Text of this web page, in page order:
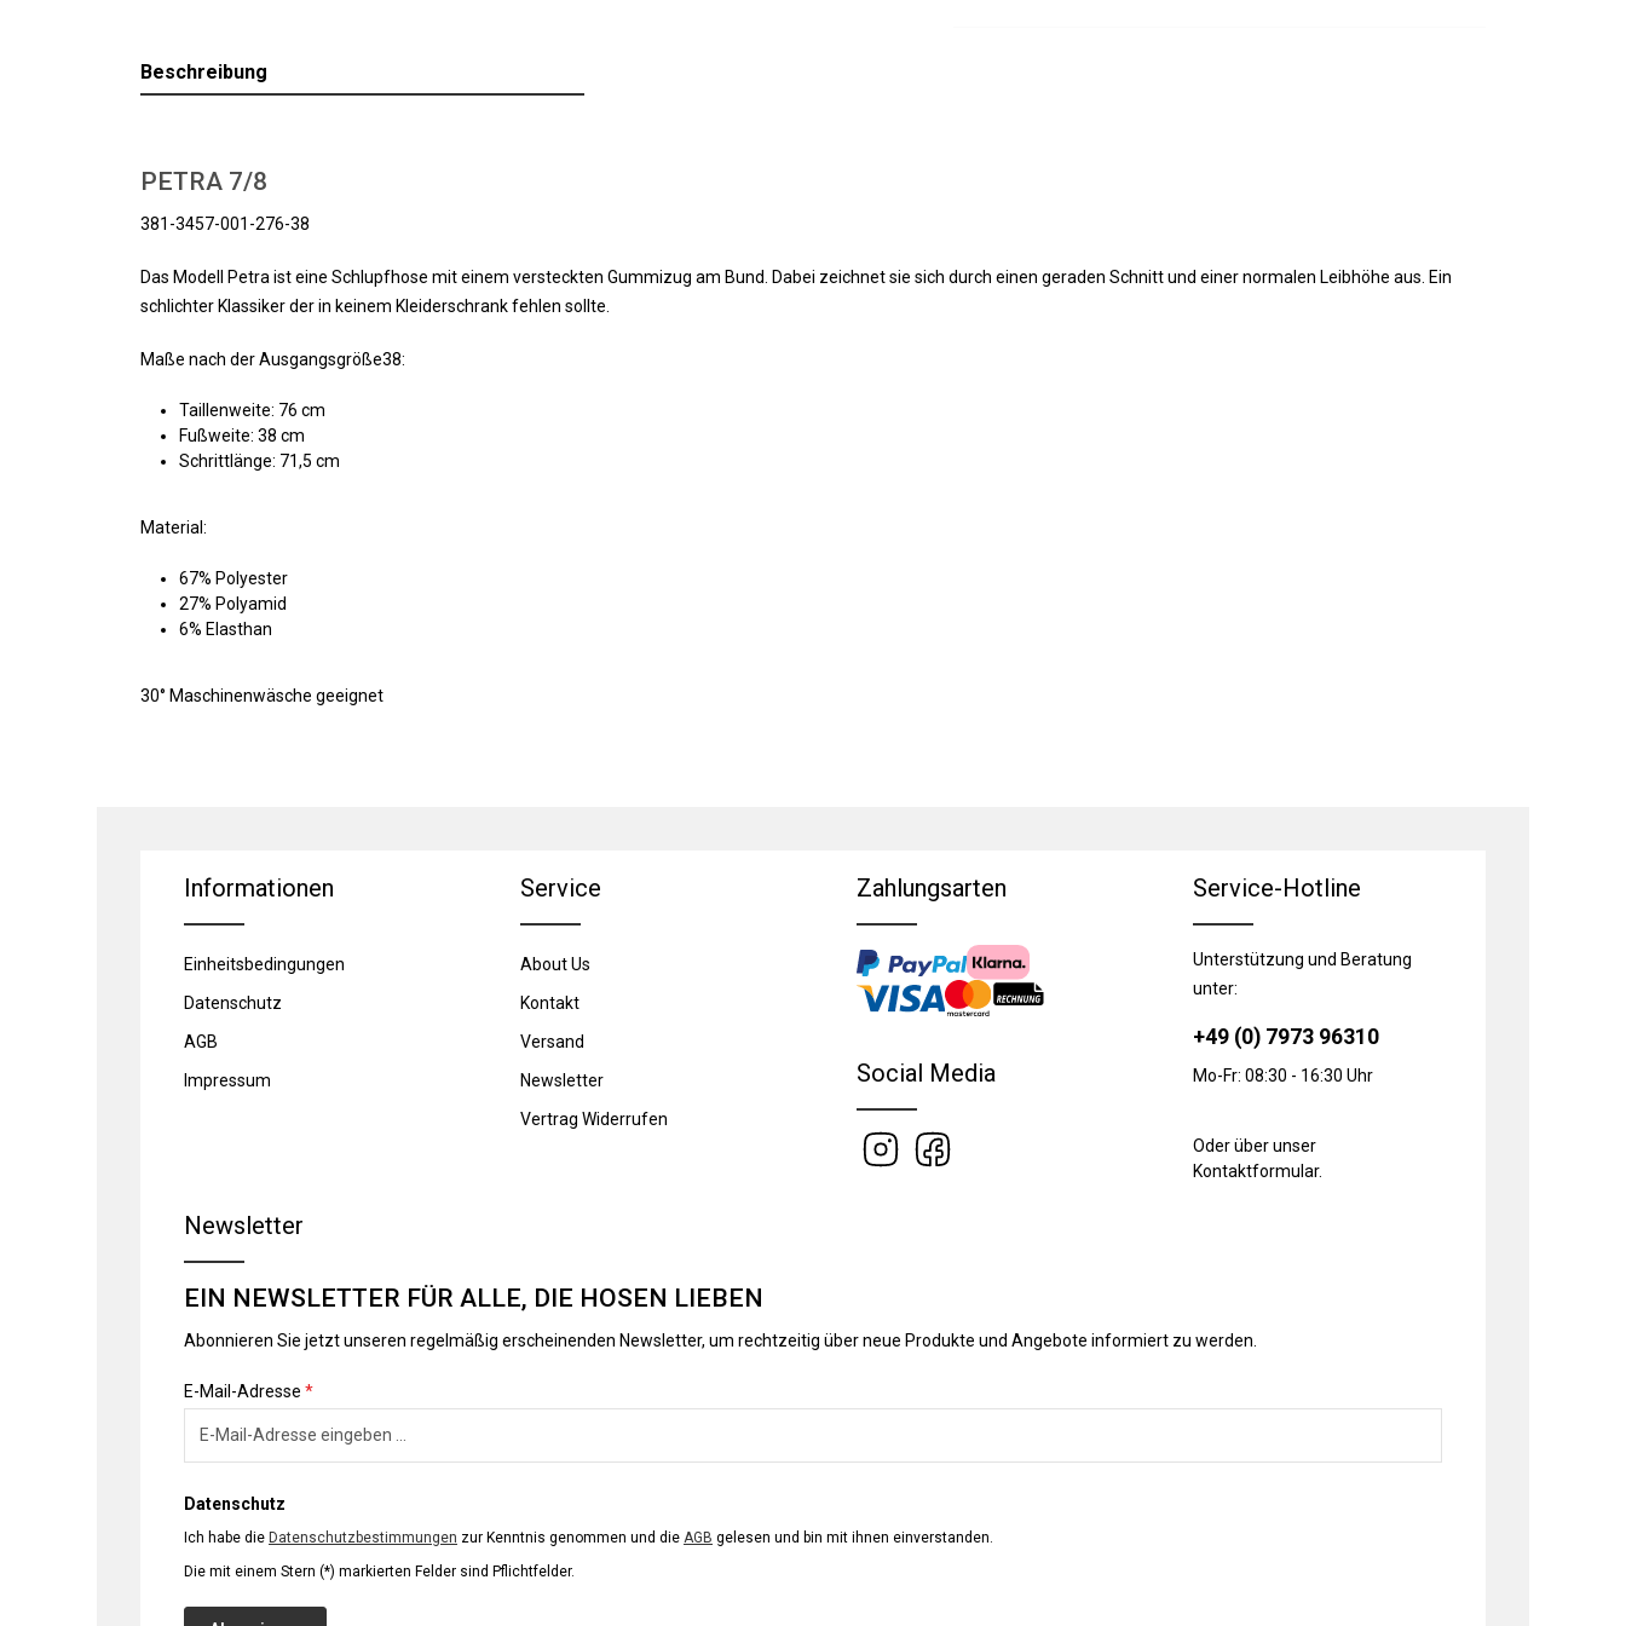
Beschreibung
PETRA 7/8
381-3457-001-276-38
Das Modell Petra ist eine Schlupfhose mit einem versteckten Gummizug am Bund. Dabei zeichnet sie sich durch einen geraden Schnitt und einer normalen Leibhöhe aus. Ein
schlichter Klassiker der in keinem Kleiderschrank fehlen sollte.
Maße nach der Ausgangsgröße38:
Taillenweite: 76 cm
Fußweite: 38 cm
Schrittlänge: 71,5 cm
Material:
67% Polyester
27% Polyamid
6% Elasthan
30° Maschinenwäsche geeignet
Informationen
Einheitsbedingungen
Datenschutz
AGB
Impressum
Service
About Us
Kontakt
Versand
Newsletter
Vertrag Widerrufen
Zahlungsarten
Social Media
Service-Hotline
Unterstützung und Beratung
unter:
+49 (0) 7973 96310
Mo-Fr: 08:30 - 16:30 Uhr
Oder über unser
Kontaktformular.
Newsletter
EIN NEWSLETTER FÜR ALLE, DIE HOSEN LIEBEN
Abonnieren Sie jetzt unseren regelmäßig erscheinenden Newsletter, um rechtzeitig über neue Produkte und Angebote informiert zu werden.
E-Mail-Adresse *
Datenschutz
Ich habe die Datenschutzbestimmungen zur Kenntnis genommen und die AGB gelesen und bin mit ihnen einverstanden.
Die mit einem Stern (*) markierten Felder sind Pflichtfelder.